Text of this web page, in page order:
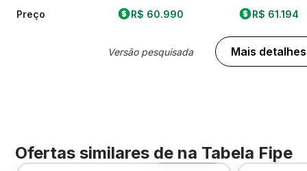
Preço R$ 60.990
Versão pesquisada
R$ 61.194
Mais detalhes
Ofertas similares de na Tabela Fipe
Foto 360º